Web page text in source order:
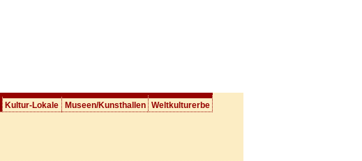
Kultur-Lokale Museen/Kunsthallen Weltkulturerbe